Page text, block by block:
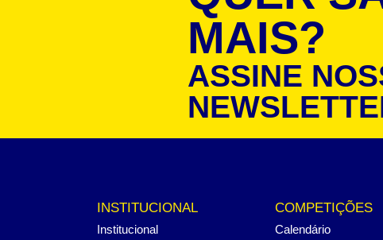
MAIS?
ASSINE
INSTITUCIONAL
Institucional
COMPETIÇÕES
Calendário